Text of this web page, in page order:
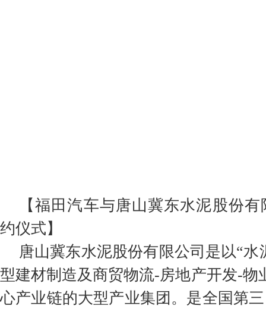
【福田汽车与唐山冀东水泥股份
约仪式】
唐山冀东水泥股份有限公司是以“
型建材制造及商贸物流-房地产开发-物
心产业链的大型产业集团。是全国第